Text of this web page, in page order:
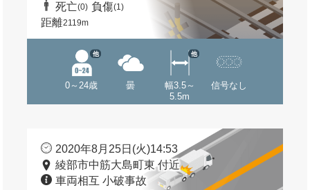
死亡(0) 負傷(1)
距離2119m
0～24歳
他
曇
幅3.5～
5.5m
他
信号なし
2020年8月25日(火)14:53
綾部市中筋大島町東 付近
車両相互 小破事故